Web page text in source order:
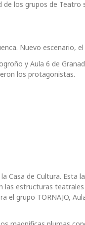
los grupos de Teatro
Nuevo escenario,
y Aula 6 de
los protagonistas.
Casa de Cultura. Esta
estructuras teatrales
el grupo TORNAJO,